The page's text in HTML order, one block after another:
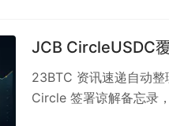
JCB CircleUSDC
23BTC 资讯速递自动
Circle 签署谅解备忘录